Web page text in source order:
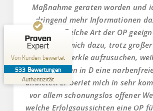
Maßnahme geraten worden und
dringend mehr Informationen
wenn ja, welche Art der OP
entschied mich dazu, trotz
Herrn Dr. Merkle aufzusuchen,
von Wenigen in D eine
anbietet. Er beriet mich in sehr
vor allem schonungslos offener
welche Erfolgsaussichten eine OP
Online-Termin
Von Kunden bewertet
533 Bewertungen
Authentizität
19
Bewertungen auf
ProvenExpert.com
514
Bewertungen von
anderen Quellen
Blick aufs ProvenExpert-Profil werfen
30.07.2026